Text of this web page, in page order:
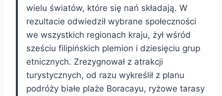
wielu światów, które się nań składają. W
rezultacie odwiedził wybrane społeczności
we wszystkich regionach kraju, żył wśród
sześciu filipińskich plemion i dziesięciu grup
etnicznych. Zrezygnował z atrakcji
turystycznych, od razu wykreślił z planu
podróży białe plaże Boracayu, ryżowe tarasy